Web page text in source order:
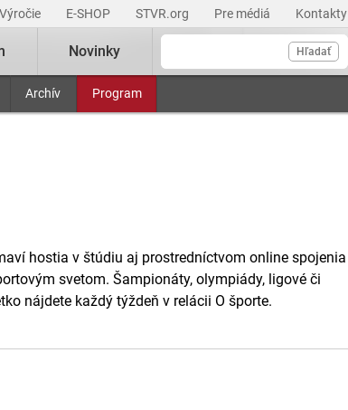
Výročie E-SHOP STVR.org Pre médiá Kontakty
Hľadať
Archív Program
Novinky
hostia v štúdiu aj prostredníctvom online spojenia
svetom. Šampionáty, olympiády, ligové či
nájdete každý týždeň v relácii O športe.